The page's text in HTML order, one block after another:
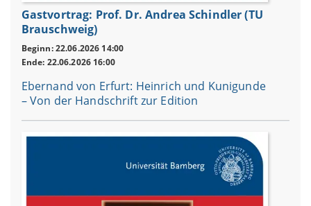
Gastvortrag: Prof. Dr. Andrea Schindler (TU
Brauschweig)
Beginn: 22.06.2026 14:00
Ende: 22.06.2026 16:00
Ebernand von Erfurt: Heinrich und Kunigunde
– Von der Handschrift zur Edition